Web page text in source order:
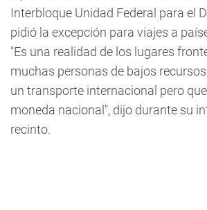
Interbloque Unidad Federal para el
pidió la excepción para viajes a
"Es una realidad de los lugares
muchas personas de bajos
un transporte internacional pero
moneda nacional", dijo durante su
recinto.